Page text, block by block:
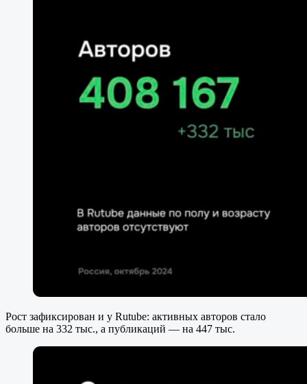
Рост зафиксирован и у Rutube: активных авторов стало
больше на 332 тыс., а публикаций — на 447 тыс.